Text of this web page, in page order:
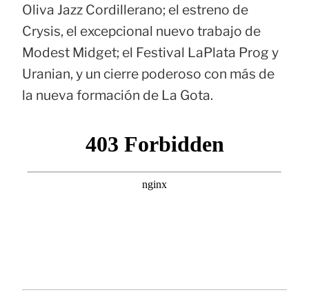
Oliva Jazz Cordillerano; el estreno de
Crysis, el excepcional nuevo trabajo de
Modest Midget; el Festival LaPlata Prog y
Uranian, y un cierre poderoso con más de
la nueva formación de La Gota.